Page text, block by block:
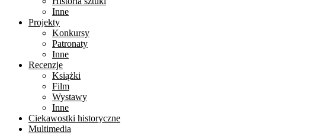
Inne
Projekty
Konkursy
Patronaty
Inne
Recenzje
Książki
Film
Wystawy
Inne
Ciekawostki historyczne
Multimedia